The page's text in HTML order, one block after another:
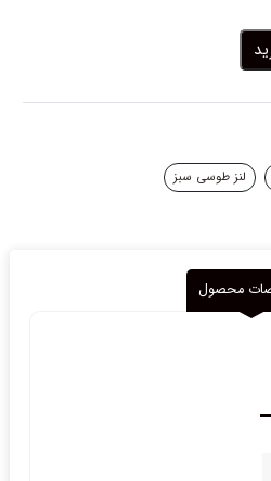
لنز طوسی سبز